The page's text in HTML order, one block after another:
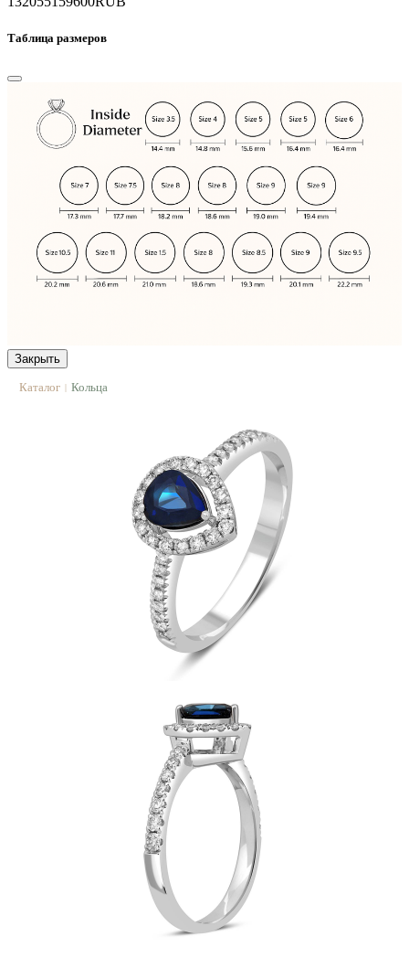
Таблица размеров
Закрыть
Каталог | Кольца